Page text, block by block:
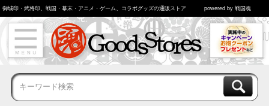
御城印・武将印、戦国・幕末・アニメ・ゲーム、コラボグッズの通販ストア powered by 戦国魂